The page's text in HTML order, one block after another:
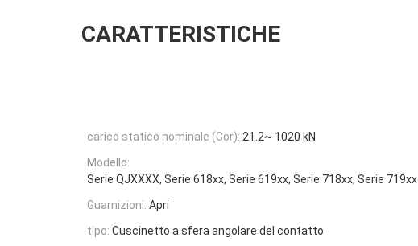
CARATTERISTICHE
carico statico nominale (Cor): 21.2~ 1020 kN
Modello:
Serie QJXXXX, Serie 618xx, Serie 619xx, Serie 718xx, Serie 719xx
Guarnizioni: Apri
tipo: Cuscinetto a sfera angolare del contatto